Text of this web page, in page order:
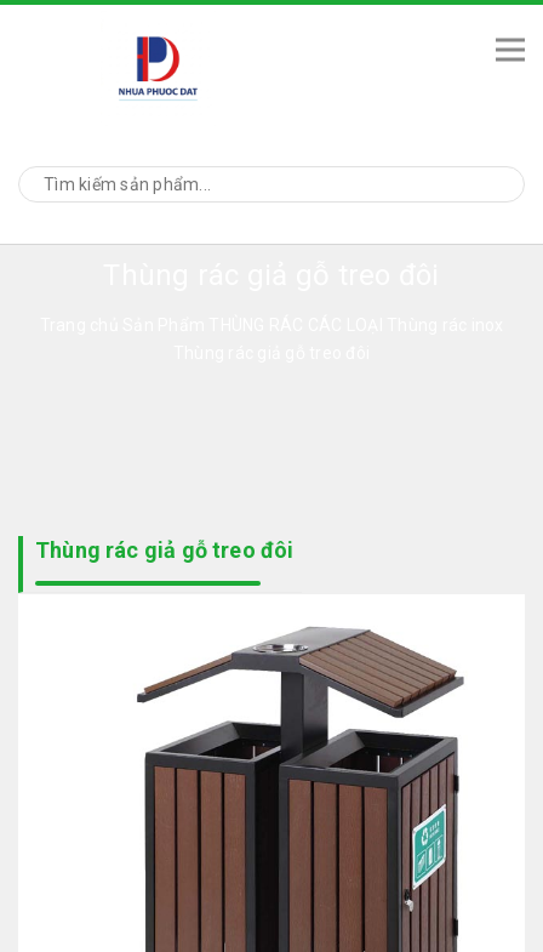
Thùng rác giả gỗ treo đôi